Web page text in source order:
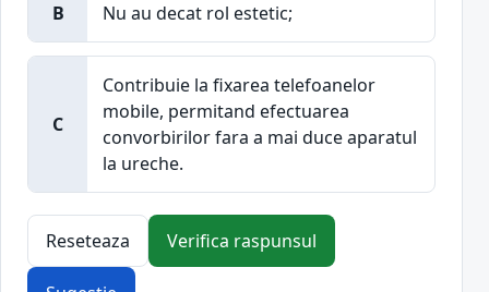
B Nu au decat rol estetic;
C
Contribuie la fixarea telefoanelor
mobile, permitand efectuarea
convorbirilor fara a mai duce aparatul
la ureche.
Reseteaza Verifica raspunsul